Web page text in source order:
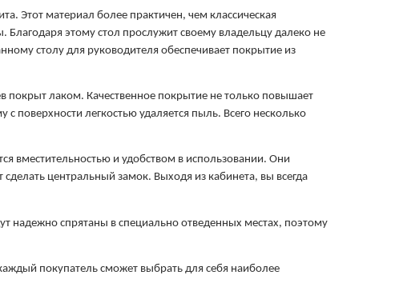
Этот материал более практичен, чем классическая
этому стол прослужит своему владельцу далеко не
столу для руководителя обеспечивает покрытие из
лаком. Качественное покрытие не только повышает
поверхности легкостью удаляется пыль. Всего несколько
и удобством в использовании. Они
центральный замок. Выходя из кабинета, вы всегда
надежно спрятаны в специально отведенных местах, поэтому
покупатель сможет выбрать для себя наиболее